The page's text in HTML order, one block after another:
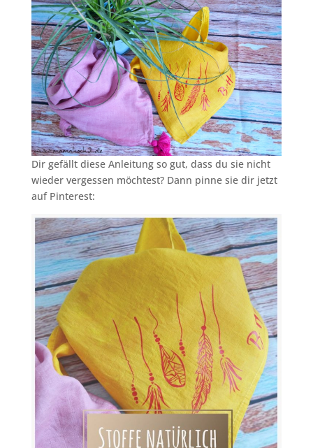
Dir gefällt diese Anleitung so gut, dass du sie nicht
wieder vergessen möchtest? Dann pinne sie dir jetzt
auf Pinterest: